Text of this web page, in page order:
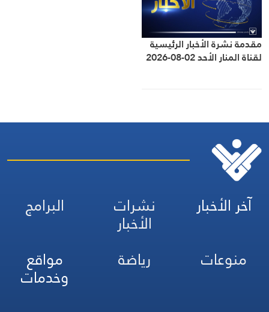
مقدمة نشرة الأخبار الرئيسية
لقناة المنار الأحد 02-08-2026
آخر الأخبار نشرات
الأخبار
البرامج
منوعات
رياضة مواقع
وخدمات